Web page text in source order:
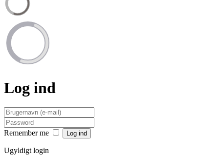
Log ind
Remember me
Ugyldigt login